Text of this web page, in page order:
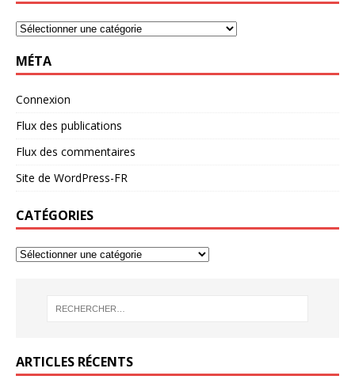
MÉTA
Connexion
Flux des publications
Flux des commentaires
Site de WordPress-FR
CATÉGORIES
ARTICLES RÉCENTS